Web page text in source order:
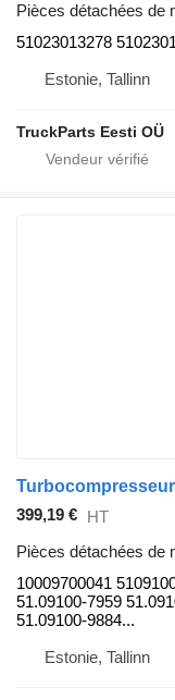
Pièces détachées de
51023013278
Estonie, Tallinn
TruckParts Eesti OÜ
399,19 € HT
Pièces détachées de
10009700041
51.09100-7959
51.09100-9884...
Estonie, Tallinn